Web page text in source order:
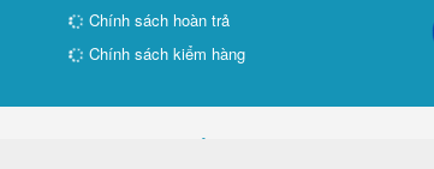
Chính sách hoàn trả
Chính sách kiểm hàng